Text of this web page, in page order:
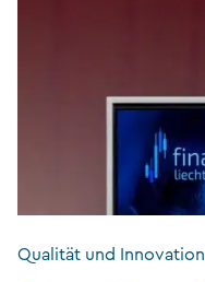
Qualität und Innovation